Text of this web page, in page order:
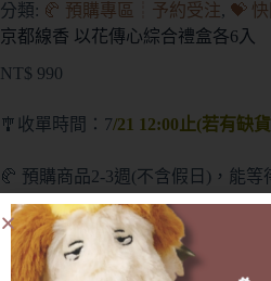
分類: 🥐 預購專區┊予約受注, 💝
京都線香 以花傳心綜合禮盒各6入
NT$ 990
🎐收單時間：7/21 12:00止(若有缺
🥐 預購商品2-3週(不含假日)，能
購(提前或延後都會另行通知)
🥐 外盒在運送中多少會有碰撞/碎
響商品本身🙇‍♀️